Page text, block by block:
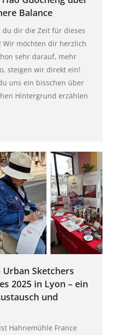
Balance
du dir die Zeit für dieses
Wir möchten dir herzlich
sehr darauf, mehr
steigen wir direkt ein!
uns ein bisschen über
Hintergrund erzählen
Sketchers
2025 in Lyon – ein
und
Hahnemühle France